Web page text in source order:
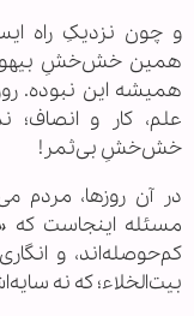
و چون نزدیکِ راه
همین خش‌خشِ
همیشه این نبوده.
علم، کار و انصاف؛
خش‌خشِ بی‌ثمر!
در آن روزها، مردم
مسئله اینجاست که
کم‌حوصله‌اند، و
بیت‌الخلاء؛ که نه